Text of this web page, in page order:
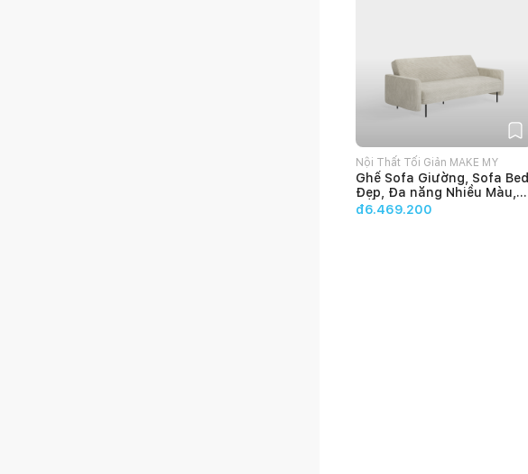
Nội Thất Tối Giản MAKE MY
HOME
Ghế Sofa Giường, Sofa Bed
Đẹp, Đa năng Nhiều Màu,
Kiểu Dáng Đơn Giản Make
đ6.469.200